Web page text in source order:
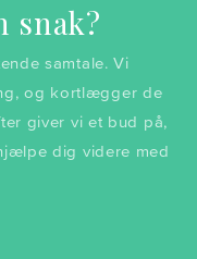
snak?
samtale. Vi
og kortlægger de
giver vi et bud på,
dig videre med